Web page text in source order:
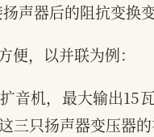
器后的阻抗变换变
便，以并联为例：
音机，最大输出15
三只扬声器变压器